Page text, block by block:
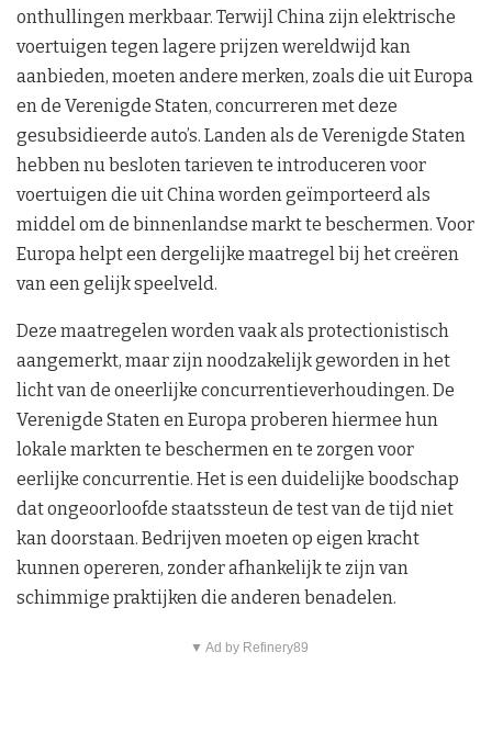
onthullingen merkbaar. Terwijl China zijn elektrische
voertuigen tegen lagere prijzen wereldwijd kan
aanbieden, moeten andere merken, zoals die uit Europa
en de Verenigde Staten, concurreren met deze
gesubsidieerde auto’s. Landen als de Verenigde Staten
hebben nu besloten tarieven te introduceren voor
voertuigen die uit China worden geïmporteerd als
middel om de binnenlandse markt te beschermen. Voor
Europa helpt een dergelijke maatregel bij het creëren
van een gelijk speelveld.
Deze maatregelen worden vaak als protectionistisch
aangemerkt, maar zijn noodzakelijk geworden in het
licht van de oneerlijke concurrentieverhoudingen. De
Verenigde Staten en Europa proberen hiermee hun
lokale markten te beschermen en te zorgen voor
eerlijke concurrentie. Het is een duidelijke boodschap
dat ongeoorloofde staatssteun de test van de tijd niet
kan doorstaan. Bedrijven moeten op eigen kracht
kunnen opereren, zonder afhankelijk te zijn van
schimmige praktijken die anderen benadelen.
▼ Ad by Refinery89